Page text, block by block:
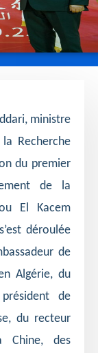
ministre
Recherche
du premier
de la
El Kacem
déroulée
de
Algérie, du
de
du recteur
Chine, des